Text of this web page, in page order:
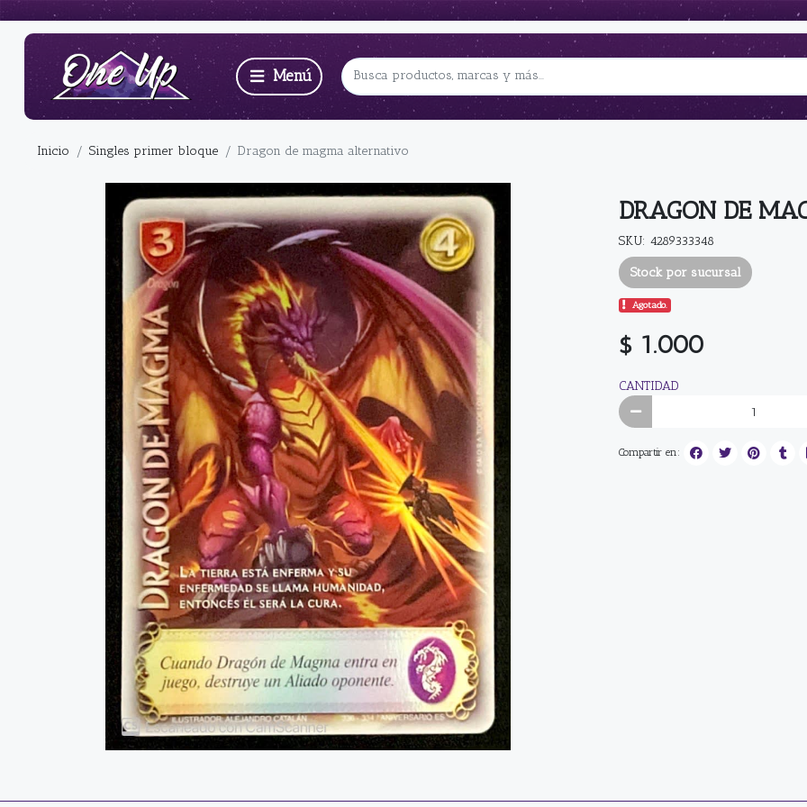
Inicio Singles primer bloque Dragon de magma alternativo
DRAGON DE
SKU: 4289333348
Stock por sucursal
Agotado.
$ 1.000
CANTIDAD
Compartir en: